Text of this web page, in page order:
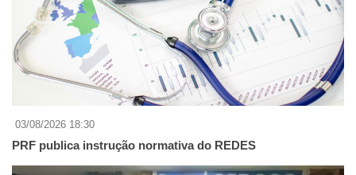
03/08/2026 18:30
PRF publica instrução normativa do REDES